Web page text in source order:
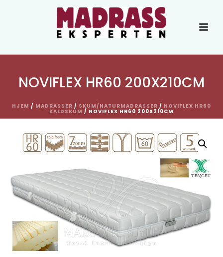
NOVIFLEX HR60 200X210CM
HJEM / MADRASSER / SKUM/NATURMADRASSER / NOVIFLEX HR60
KALDSKUM / NOVIFLEX HR60 200X210CM